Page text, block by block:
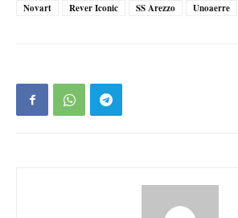
Novart
Rever Iconic SS Arezzo Unoaerre